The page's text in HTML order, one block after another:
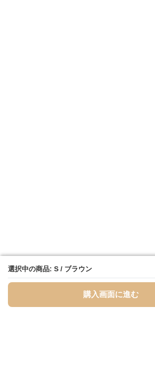
選択中の商品: S / ブラウン
購入画面に進む
選択中の商品: S / ブラウン
購入画面に進む